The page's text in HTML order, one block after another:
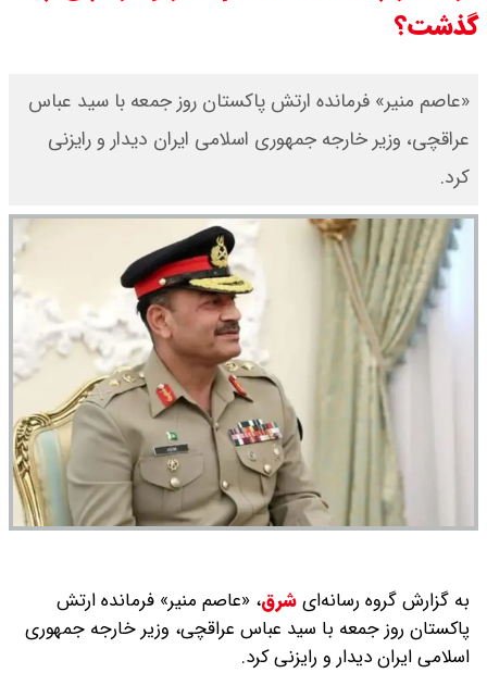
+ جدول
قیمت خودروهای سایپا امروز دوشنبه
قیمت خودرو‌های ایران خودرو امروز
دوشنبه ۱۹ مرداد ۱۴۰۵ / قیمت پژو
۲۰۷ چند ؟ + جدول
گذشت؟
«عاصم منیر» فرمانده ارتش پاکستان روز جمعه با سید عباس
عراقچی، وزیر خارجه جمهوری اسلامی ایران دیدار و رایزنی
کرد.
به گزارش گروه رسانه‌ایشرق، «عاصم منیر» فرمانده ارتش
پاکستان روز جمعه با سید عباس عراقچی، وزیر خارجه جمهوری
اسلامی ایران دیدار و رایزنی کرد.